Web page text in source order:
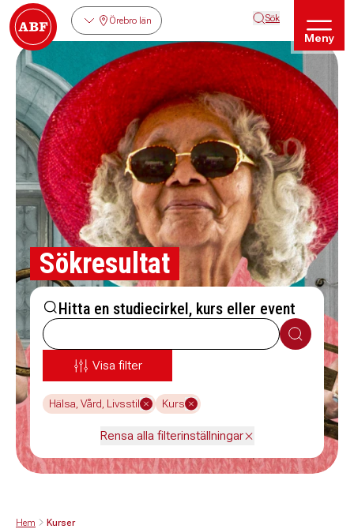
Örebro län Sök
Meny
Sökresultat
Hitta en studiecirkel, kurs eller event
Sök
Visa filter
Hälsa, Vård, Livsstil Kurs
Rensa alla filterinställningar
Hem Kurser